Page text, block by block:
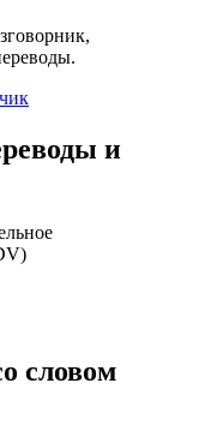
и
словом